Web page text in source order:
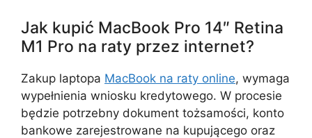
Jak kupić MacBook Pro 14″ Retina
M1 Pro na raty przez internet?
Zakup laptopa MacBook na raty online, wymaga
wypełnienia wniosku kredytowego. W procesie
będzie potrzebny dokument tożsamości, konto
bankowe zarejestrowane na kupującego oraz